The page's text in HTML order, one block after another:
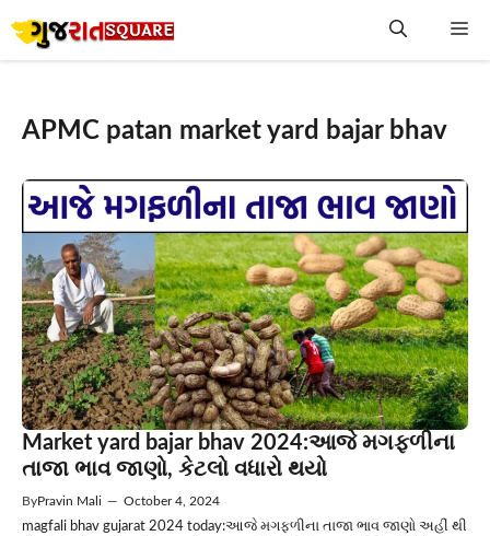
to
APMC patan market yard bajar bhav
Market yard bajar bhav 2024:આજે મગફળીના
તાજા ભાવ જાણો, કેટલો વધારો થયો
ByPravin Mali — October 4, 2024
magfali bhav gujarat 2024 today:આજે મગફળીના તાજા ભાવ જાણો અહીં થી